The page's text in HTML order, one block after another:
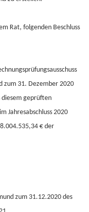
Rat, folgenden Beschluss
zum 31. Dezember 2020
geprüften
Jahresabschluss 2020
€ der
zum 31.12.2020 des